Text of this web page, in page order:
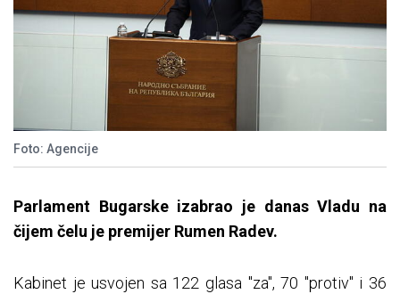
Foto: Agencije
Parlament Bugarske izabrao je danas Vladu na
čijem čelu je premijer Rumen Radev.
Kabinet je usvojen sa 122 glasa "za", 70 "protiv" i 36